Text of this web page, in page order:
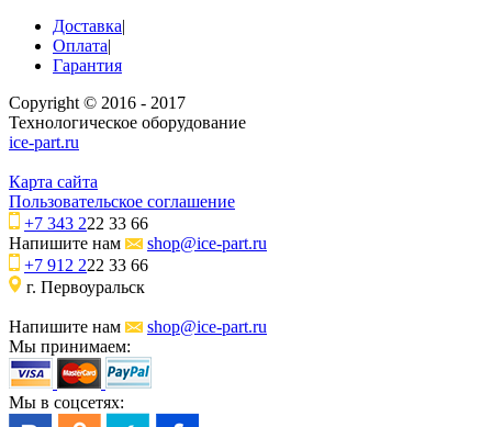
Доставка|
Оплата|
Гарантия
Copyright © 2016 - 2017
Технологическое оборудование
ice-part.ru
Карта сайта
Пользовательское соглашение
+7 343 222 33 66
Напишите нам
shop@ice-part.ru
+7 912 222 33 66
г. Первоуральск
Напишите нам
shop@ice-part.ru
Мы принимаем:
Мы в соцсетях: